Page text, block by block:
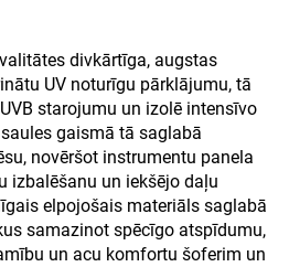
divkārtīga, augstas
UV noturīgu pārklājumu, tā
starojumu un izolē intensīvo
gaismā tā saglabā
novēršot instrumentu panela
izbalēšanu un iekšējo daļu
elpojošais materiāls saglabā
samazinot spēcīgo atspīdumu,
un acu komfortu šoferim un